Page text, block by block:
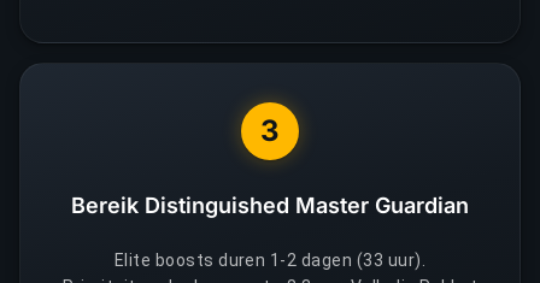
3
Bereik Distinguished Master Guardian
Elite boosts duren 1-2 dagen (33 uur).